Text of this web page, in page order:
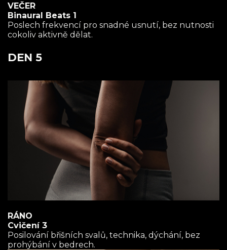
VEČER
Binaural Beats 1
Poslech frekvencí pro snadné usnutí, bez nutnosti
cokoliv aktivně dělat.
DEN 5
RÁNO
Cvičení 3
Posilování břišních svalů, technika, dýchání, bez
prohýbání v bedrech.